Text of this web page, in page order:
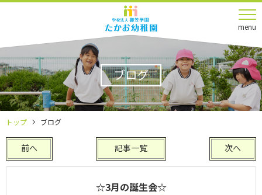
menu
ブログ
トップ ブログ
前へ 次へ
記事一覧
☆3月の誕生会☆